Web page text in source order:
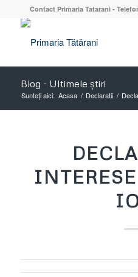
Contact Primaria Tatarani -
Blog - Ultimele știri
Sunteți aici: Acasa / Declaratii /